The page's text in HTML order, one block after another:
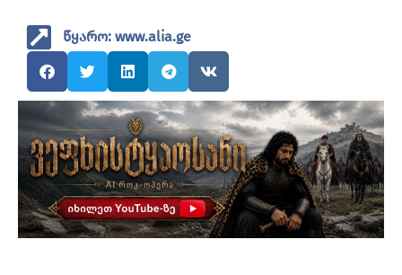
წყარო: www.alia.ge